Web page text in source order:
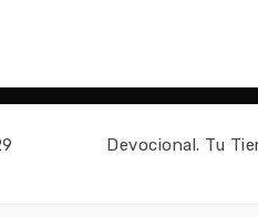
Devocional. Tu